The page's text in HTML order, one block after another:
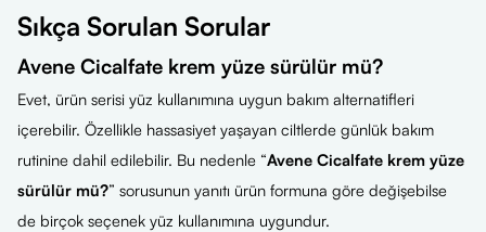
Sıkça Sorulan Sorular
Avene Cicalfate krem yüze sürülür mü?
Evet, ürün serisi yüz kullanımına uygun bakım alternatifleri
içerebilir. Özellikle hassasiyet yaşayan ciltlerde günlük bakım
rutinine dahil edilebilir. Bu nedenle “Avene Cicalfate krem yüze
sürülür mü?” sorusunun yanıtı ürün formuna göre değişebilse
de birçok seçenek yüz kullanımına uygundur.